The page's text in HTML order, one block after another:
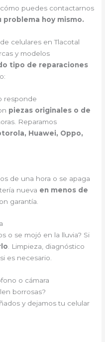
puedes contactarnos
problema hoy mismo.
celulares en Tlacotal
y modelos
tipo de reparaciones
responde
piezas originales o de
Reparamos
Huawei, Oppo,
de una hora o se apaga
nueva en menos de
garantía.
o se mojó en la lluvia? Si
. Limpieza, diagnóstico
es necesario.
o cámara
borrosas?
y dejamos tu celular